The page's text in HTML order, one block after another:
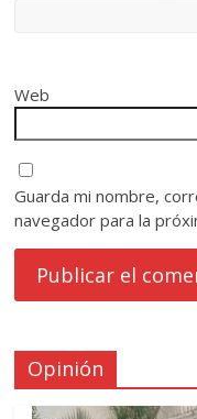
Web
Guarda mi nombre,
navegador para la
Opinión